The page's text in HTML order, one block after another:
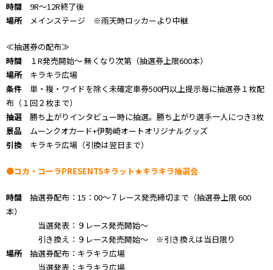
時間 9R～12R終了後
場所メインステージ ※雨天時ロッカーより中継
≪抽選券の配布≫
時間 １R発売開始～ 無くなり次第（抽選券上限600本）
場所キラキラ広場
条件 単・複・ワイドを除く未確定車券500円以上提示毎に抽選券１枚配
布（１回２枚まで）
抽選 勝ち上がりインタビュー時に抽選。勝ち上がり選手一人につき3枚
景品 ムーンクオカード+伊勢崎オートオリジナルグッズ
引換 キラキラ広場（引換は翌日まで）
●コカ・コーラPRESENTSキラット★キラキラ抽選会
時間 抽選券配布：15：00～７レース発売締切まで（抽選券上限 600
本）
当選発表：９レース発売開始～
引き換え：９レース発売開始～ ※引き換えは当日限り
場所抽選券配布：キラキラ広場
当選発表：キラキラ広場